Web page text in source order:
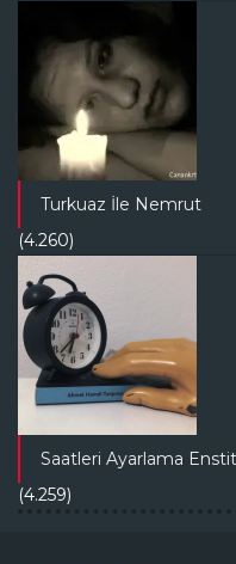
Turkuaz İle Nemrut
(4.260)
Saatleri Ayarlama
(4.259)